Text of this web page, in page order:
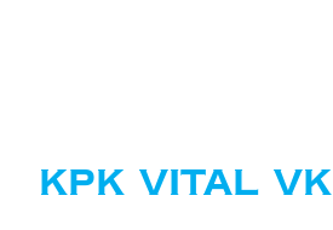
KPK VITAL VK